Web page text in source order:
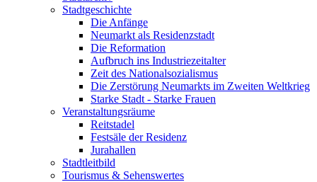
Stadtgeschichte
Die Anfänge
Neumarkt als Residenzstadt
Die Reformation
Aufbruch ins Industriezeitalter
Zeit des Nationalsozialismus
Die Zerstörung Neumarkts im Zweiten Weltkrieg
Starke Stadt - Starke Frauen
Veranstaltungsräume
Reitstadel
Festsäle der Residenz
Jurahallen
Stadtleitbild
Tourismus & Sehenswertes